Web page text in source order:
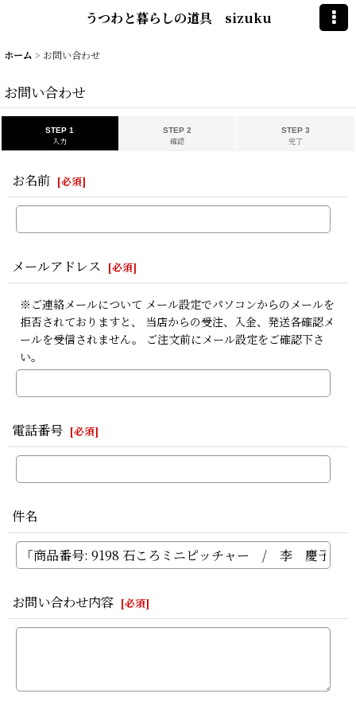
うつわと暮らしの道具 sizuku
ホーム > お問い合わせ
お問い合わせ
STEP 1
入力
STEP 2
確認
STEP 3
完了
お名前 [必須]
メールアドレス [必須]
※ご連絡メールについて メール設定でパソコンからのメールを
拒否されておりますと、 当店からの受注、入金、発送各確認メ
ールを受信されません。 ご注文前にメール設定をご確認下さ
い。
電話番号 [必須]
件名
お問い合わせ内容 [必須]